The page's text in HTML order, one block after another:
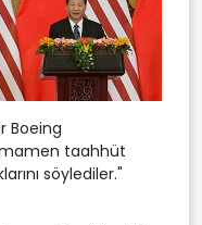
Boeing
taahhüt
söylediler."